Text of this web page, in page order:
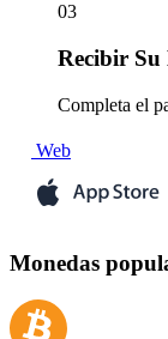
03
Recibir Su
Completa el
Web
Monedas